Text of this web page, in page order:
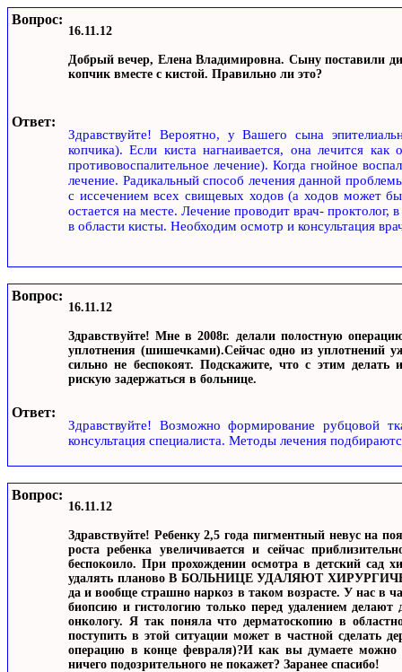
Вопрос:
16.11.12
Добрый вечер, Елена Владимировна. Сыну поставили
копчик вместе с кистой. Правильно ли это?
Ответ:
Здравствуйте! Вероятно, у Вашего сына
копчика). Если киста нагнаивается, она лечится
противовоспалительное лечение). Когда гнойное
лечение. Радикальный способ лечения данной
с иссечением всех свищевых ходов (а ходов может
остается на месте. Лечение проводит врач- проктолог,
в области кисты. Необходим осмотр и консультация
Вопрос:
16.11.12
Здравствуйте! Мне в 2008г. делали полостную
уплотнения (шишечками).Сейчас одно из уплотнений
сильно не беспокоят. Подскажите, что с этим делать
рискую задержаться в больнице.
Ответ:
Здравствуйте! Возможно формирование рубцовой
консультация специалиста. Методы лечения
Вопрос:
16.11.12
Здравствуйте! Ребенку 2,5 года пигментный невус на
роста ребенка увеличивается и сейчас
беспокоило. При прохождении осмотра в детский сад
удалять планово В БОЛЬНИЦЕ УДАЛЯЮТ
да и вообще страшно наркоз в таком возрасте. У нас в
биопсию и гистологию только перед удалением
онкологу. Я так поняла что дерматоскопию в
поступить в этой ситуации может в частной сделать
операцию в конце февраля)?И как вы думаете можно
ничего подозрительного не покажет? Заранее спасибо!